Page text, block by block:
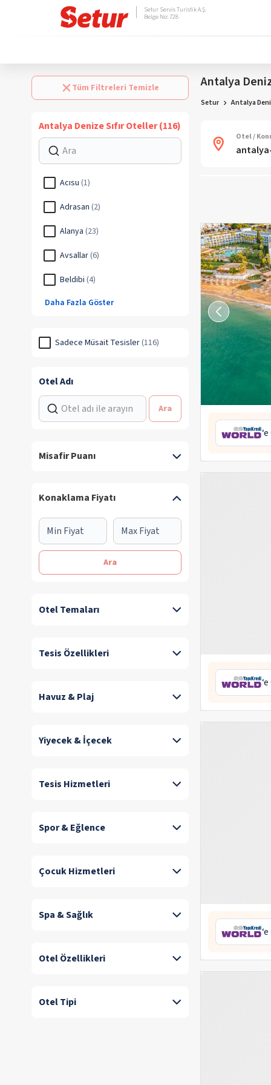
Setur Servis Turistik A.Ş.
Belge No: 728
Tüm Filtreleri Temizle
Antalya Denize Sıfır Oteller (116)
Acısu (1)
Adrasan (2)
Alanya (23)
Avsallar(6)
Beldibi (4)
Daha Fazla Göster
Sadece Müsait Tesisler(116)
Otel Adı
Ara
Misafir Puanı
Konaklama Fiyatı
Ara
Otel Temaları
Tesis Özellikleri
Havuz & Plaj
Yiyecek & İçecek
Tesis Hizmetleri
Spor & Eğlence
Çocuk Hizmetleri
Spa & Sağlık
Otel Özellikleri
Otel Tipi
Antalya
Setur Antalya
Otel /